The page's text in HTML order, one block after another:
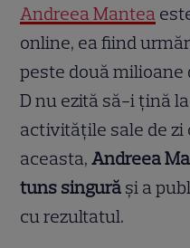
Andreea Mantea
online, ea fiind
peste două milioane
D nu ezită să-i țină
activitățile sale de zi
aceasta,Andreea
tuns singură și a
cu rezultatul.